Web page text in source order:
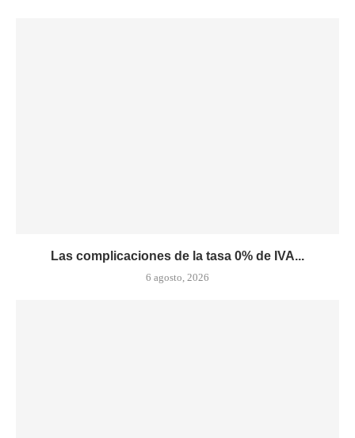
Las complicaciones de la tasa 0% de IVA...
6 agosto, 2026